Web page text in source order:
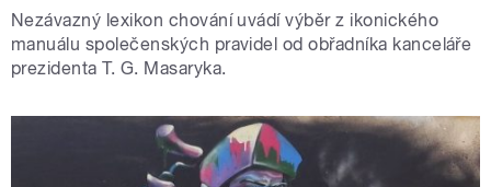
Nezávazný lexikon chování uvádí výběr z ikonického
manuálu společenských pravidel od obřadníka kanceláře
prezidenta T. G. Masaryka.